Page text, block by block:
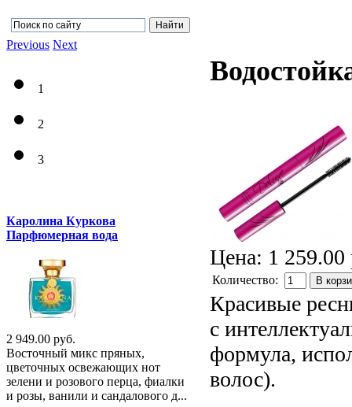
Цена: 1 259.00
Количество: В
Красивые
с
формула,
волос).
Previous Next
1
2
3
Каролина Куркова
Парфюмерная вода
2 949.00 руб.
Восточный микс пряных,
цветочных освежающих нот
зелени и розового перца, фиалки
и розы, ванили и сандалового д...